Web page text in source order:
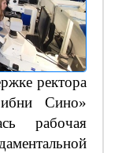
ректора
Сино»
рабочая